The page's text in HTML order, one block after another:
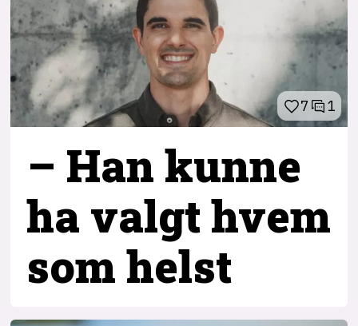
7 1
– Han kunne
ha valgt hvem
som helst